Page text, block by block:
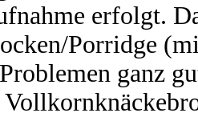
erfolgt.
Porridge
ganz